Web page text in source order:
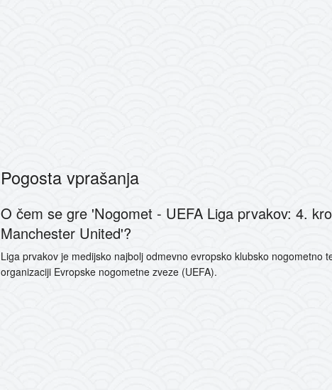
Pogosta vprašanja
O čem se gre 'Nogomet - UEFA Liga prvakov: 4.
Manchester United'?
Liga prvakov je medijsko najbolj odmevno evropsko klubsko nogometno
organizaciji Evropske nogometne zveze (UEFA).